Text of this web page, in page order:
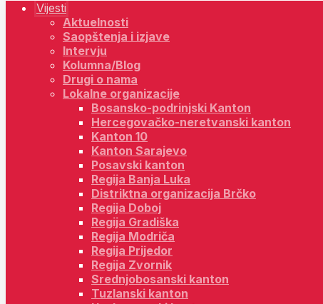
Vijesti
Aktuelnosti
Saopštenja i izjave
Intervju
Kolumna/Blog
Drugi o nama
Lokalne organizacije
Bosansko-podrinjski Kanton
Hercegovačko-neretvanski kanton
Kanton 10
Kanton Sarajevo
Posavski kanton
Regija Banja Luka
Distriktna organizacija Brčko
Regija Doboj
Regija Gradiška
Regija Modriča
Regija Prijedor
Regija Zvornik
Srednjobosanski kanton
Tuzlanski kanton